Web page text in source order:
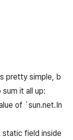
pretty simple, b
it all up:
of `sun.net.In
field inside